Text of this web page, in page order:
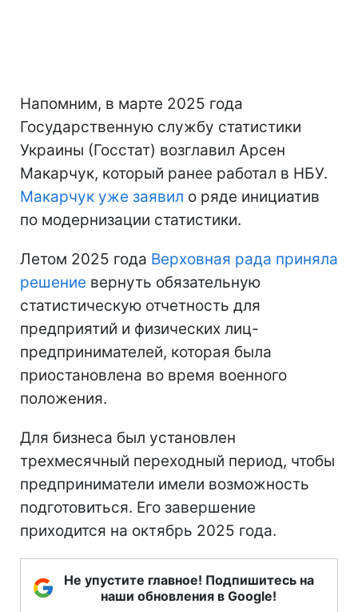
Напомним, в марте 2025 года
Государственную службу статистики
Украины (Госстат) возглавил Арсен
Макарчук, который ранее работал в НБУ.
Макарчук уже заявил о ряде инициатив
по модернизации статистики.
Летом 2025 года Верховная рада приняла
решение вернуть обязательную
статистическую отчетность для
предприятий и физических лиц-
предпринимателей, которая была
приостановлена во время военного
положения.
Для бизнеса был установлен
трехмесячный переходный период, чтобы
предприниматели имели возможность
подготовиться. Его завершение
приходится на октябрь 2025 года.
Не упустите главное! Подпишитесь на
наши обновления в Google!